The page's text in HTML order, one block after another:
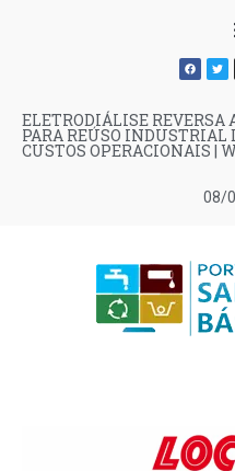
08/
ELETRODIÁLISE
PARA REÚSO INDUSTRIAL
CUSTOS OPERACIONAIS |